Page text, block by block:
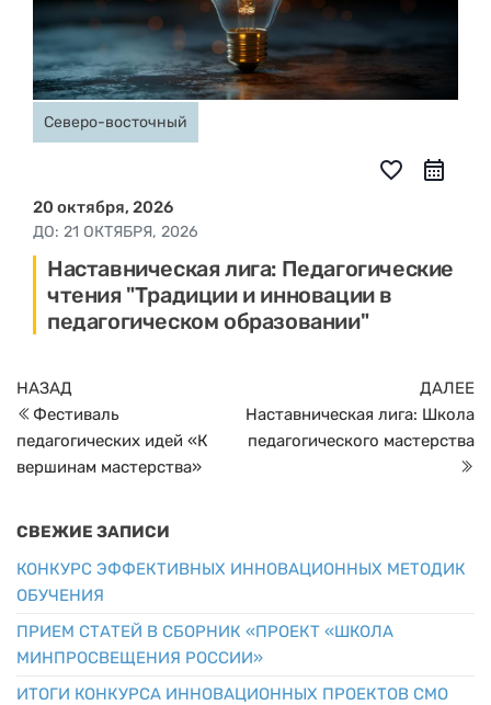
Северо-восточный
favorite_border
20 октября, 2026
ДО: 21 ОКТЯБРЯ, 2026
Наставническая лига: Педагогические
чтения "Традиции и инновации в
педагогическом образовании"
по
записям
Предыдущая
запись
НАЗАД
Фестиваль
педагогических идей «К
вершинам мастерства»
ДАЛЕЕ
Наставническая лига: Школа
педагогического мастерства
СВЕЖИЕ ЗАПИСИ
КОНКУРС ЭФФЕКТИВНЫХ ИННОВАЦИОННЫХ МЕТОДИК
ОБУЧЕНИЯ
ПРИЕМ СТАТЕЙ В СБОРНИК «ПРОЕКТ «ШКОЛА
МИНПРОСВЕЩЕНИЯ РОССИИ»
ИТОГИ КОНКУРСА ИННОВАЦИОННЫХ ПРОЕКТОВ СМО